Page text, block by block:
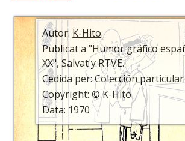
K-Hito
Autor: K-Hito.
Publicat a "Humor gráfico
XX", Salvat y RTVE.
Cedida per: Colección particular
Copyright: © K-Hito
Data: 1970